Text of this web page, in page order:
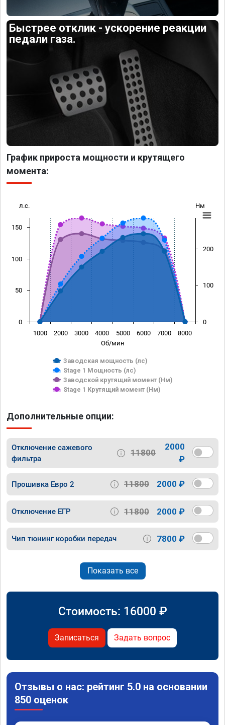
Быстрее отклик - ускорение реакции
педали газа.
График прироста мощности и крутящего
момента:
Об/мин
л.с. Нм
Заводская мощность (лс)
Stage 1 Мощность (лс)
Заводской крутящий момент (Нм)
Stage 1 Крутящий момент (Нм)
1000 2000 3000 4000 5000 6000 7000 8000
0
50
100
150
0
100
200
Дополнительные опции:
Отключение сажевого
фильтра
11800
2000
₽
Прошивка Евро 2 11800 2000 ₽
Отключение ЕГР 11800 2000 ₽
Чип тюнинг коробки передач 7800 ₽
Показать все
Стоимость: 16000 ₽
Записаться Задать вопрос
Отзывы о нас: рейтинг 5.0 на основании
850 оценок